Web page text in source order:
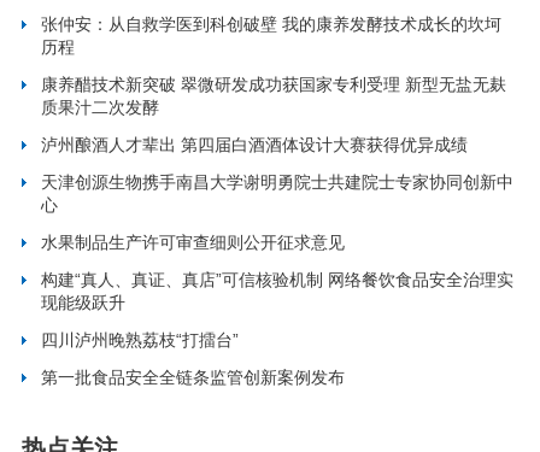
张仲安：从自救学医到科创破壁 我的康养发酵技术成长的坎坷
历程
康养醋技术新突破 翠微研发成功获国家专利受理 新型无盐无麸
质果汁二次发酵
泸州酿酒人才辈出 第四届白酒酒体设计大赛获得优异成绩
天津创源生物携手南昌大学谢明勇院士共建院士专家协同创新中
心
水果制品生产许可审查细则公开征求意见
构建“真人、真证、真店”可信核验机制 网络餐饮食品安全治理实
现能级跃升
四川泸州晚熟荔枝“打擂台”
第一批食品安全全链条监管创新案例发布